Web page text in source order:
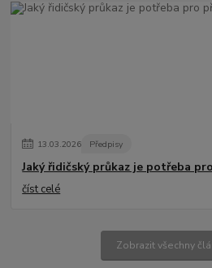
13.03.2026 Předpisy
Jaký řidičský průkaz je potřeba
číst celé
Zobrazit všechny